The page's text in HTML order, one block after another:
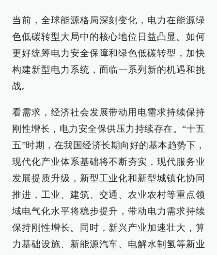
当前，全球能源格局深刻变化，电力在能源绿
色低碳转型大局中的核心地位日益凸显。如何
更好统筹电力安全保障和绿色低碳转型，加快
构建新型电力系统，面临一系列新的机遇和挑
战。
看需求，经济社会发展带动用电需求持续保持
刚性增长，电力安全保供压力持续存在。“十五
五”时期，在我国经济长期向好的基本趋势下，
现代化产业体系基础将不断夯实，现代服务业
发展提质升级，新型工业化和新型城镇化协同
推进，工业、建筑、交通、农业农村等重点领
域电气化水平将稳步提升，带动电力需求持续
保持刚性增长。同时，新兴产业加速壮大，算
力基础设施、新能源汽车、电解水制氢等新业